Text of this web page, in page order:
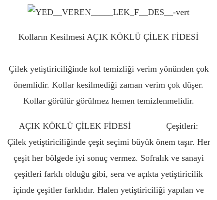
Kolların Kesilmesi AÇIK KÖKLÜ ÇİLEK FİDESİ
Çilek yetiştiriciliğinde kol temizliği verim yönünden çok
önemlidir. Kollar kesilmediği zaman verim çok düşer.
Kollar görülür görülmez hemen temizlenmelidir.
AÇIK KÖKLÜ ÇİLEK FİDESİ
Çeşitleri:
Çilek yetiştiriciliğinde çeşit seçimi büyük önem taşır. Her
çeşit her bölgede iyi sonuç vermez. Sofralık ve sanayi
çeşitleri farklı olduğu gibi, sera ve açıkta yetiştiricilik
içinde çeşitler farklıdır. Halen yetiştiriciliği yapılan ve